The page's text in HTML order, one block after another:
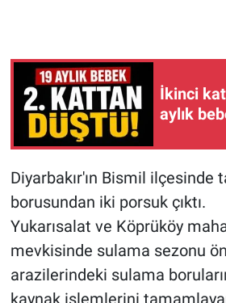
İkinci
aylık
Diyarbakır'ın Bismil ilçesinde
borusundan iki porsuk çıktı.
Yukarısalat ve Köprüköy
mevkisinde sulama sezonu
arazilerindeki sulama
kaynak işlemlerini